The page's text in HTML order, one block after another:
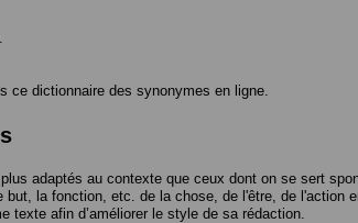
ce dictionnaire des synonymes en ligne.
adaptés au contexte que ceux dont on se sert
la fonction, etc. de la chose, de l'être, de l'action
texte afin d’améliorer le style de sa rédaction.